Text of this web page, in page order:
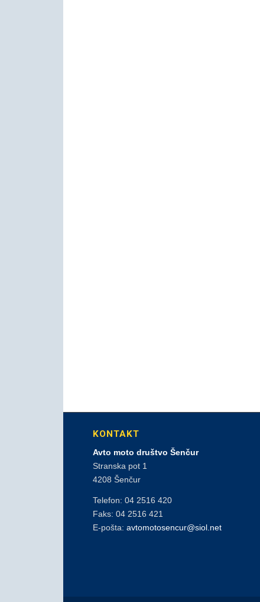
KONTAKT
Avto moto društvo Šenčur
Stranska pot 1
4208 Šenčur
Telefon: 04 2516 420
Faks: 04 2516 421
E-pošta: avtomotosencur@siol.net